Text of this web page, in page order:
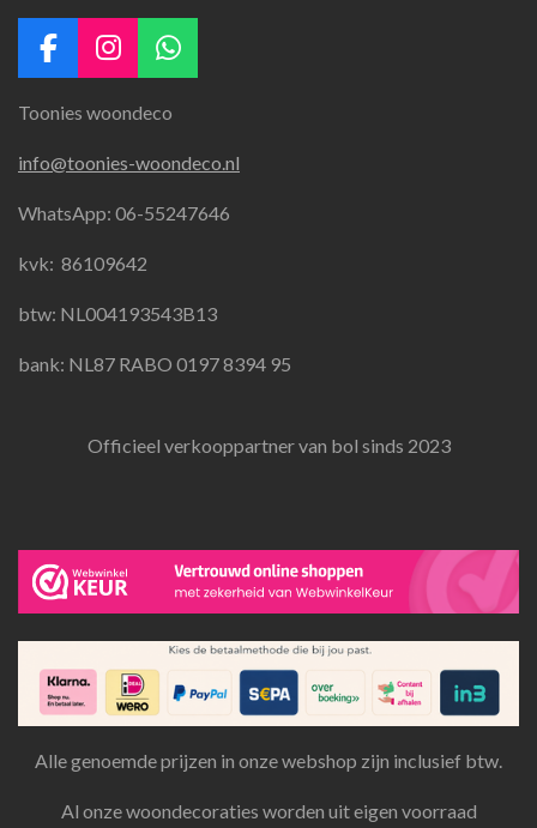
F
c
b
o
k
I
s
a
g
a
W
a
s
A
Toonies woondeco
info@toonies-woondeco.nl
WhatsApp: 06-55247646
kvk: 86109642
btw: NL004193543B13
bank: NL87 RABO 0197 8394 95
Officieel verkooppartner van bol sinds 2023
Alle genoemde prijzen in onze webshop zijn inclusief btw.
Al onze woondecoraties worden uit eigen voorraad